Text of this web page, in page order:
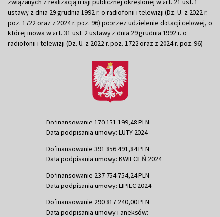
związanych z realizacją misji publicznej określonej w art. 21 ust. 1
ustawy z dnia 29 grudnia 1992 r. o radiofonii i telewizji (Dz. U. z 2022 r.
poz. 1722 oraz z 2024 r. poz. 96) poprzez udzielenie dotacji celowej, o
której mowa w art. 31 ust. 2 ustawy z dnia 29 grudnia 1992 r. o
radiofonii i telewizji (Dz. U. z 2022 r. poz. 1722 oraz z 2024 r. poz. 96)
Dofinansowanie 170 151 199,48 PLN
Data podpisania umowy: LUTY 2024
Dofinansowanie 391 856 491,84 PLN
Data podpisania umowy: KWIECIEŃ 2024
Dofinansowanie 237 754 754,24 PLN
Data podpisania umowy: LIPIEC 2024
Dofinansowanie 290 817 240,00 PLN
Data podpisania umowy i aneksów: